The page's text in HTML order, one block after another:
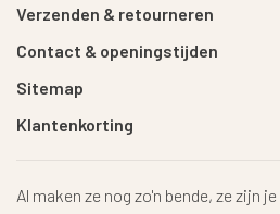
Verzenden & retourneren
Contact & openingstijden
Sitemap
Klantenkorting
Al maken ze nog zo'n bende, ze zijn